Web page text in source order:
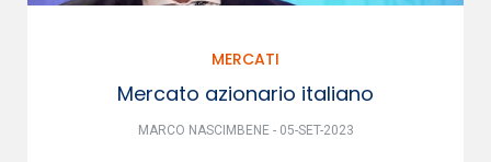
MERCATI
Mercato azionario italiano
MARCO NASCIMBENE - 05-SET-2023